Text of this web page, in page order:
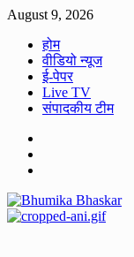
Skip
content
August 9, 2026
होम
वीडियो न्यूज
ई-पेपर
Live TV
संपादकीय टीम